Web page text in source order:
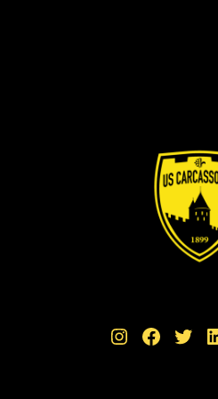
Instagram Facebook Twitter LinkedIn